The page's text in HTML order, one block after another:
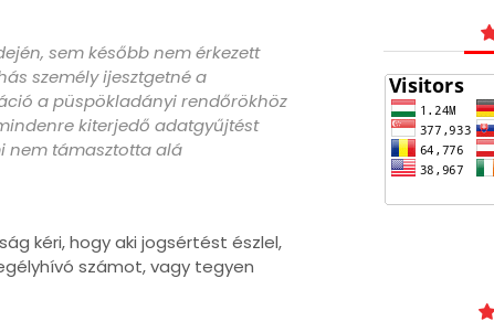
sem később nem érkezett
személy ijesztgetné a
a püspökladányi rendőrökhöz
kiterjedő adatgyűjtést
nem támasztotta alá
kéri, hogy aki jogsértést észlel,
számot, vagy tegyen